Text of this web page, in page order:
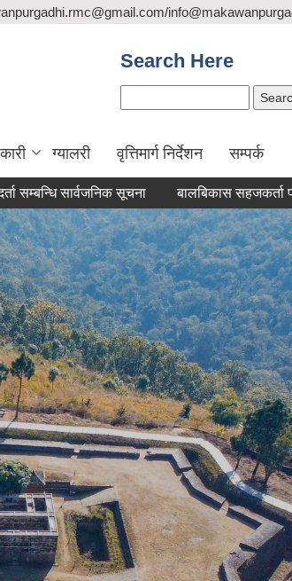
Search Here
ग्यालरी वृत्तिमार्ग निर्देशन सम्पर्क
सार्वजनिक सूचना बालबिकास सहजकर्ता पदपूर्तीका